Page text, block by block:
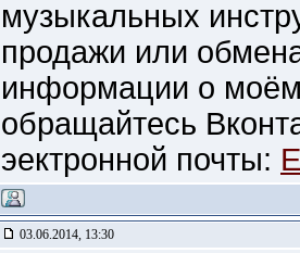
музыкальных
продажи или
информации о
обращайтесь
эектронной почты:
03.06.2014, 13:30